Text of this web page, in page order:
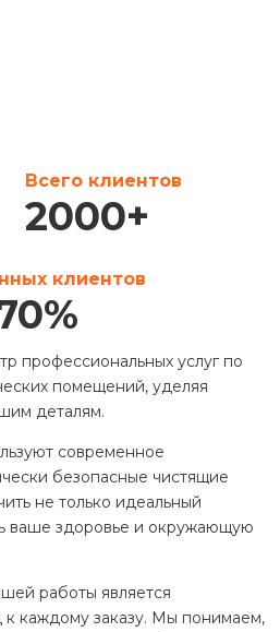
Всего клиентов
2000+
клиентов
%
профессиональных услуг по
помещений, уделяя
деталям.
современное
безопасные чистящие
не только идеальный
ваше здоровье и окружающую
работы является
каждому заказу. Мы понимаем,